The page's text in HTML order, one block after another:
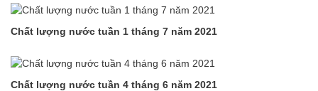
Chất lượng nước tuần 1 tháng 7 năm 2021
Chất lượng nước tuần 4 tháng 6 năm 2021